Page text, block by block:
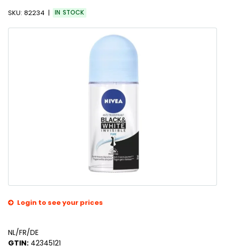
SKU: 82234 IN STOCK
Login to see your prices
NL/FR/DE
GTIN: 42345121